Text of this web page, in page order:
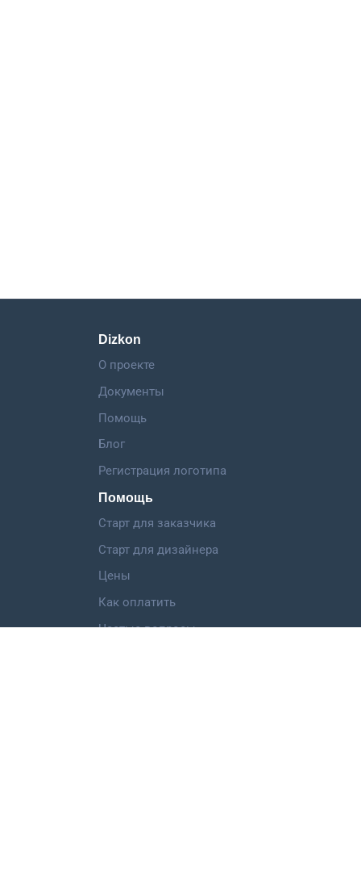
Dizkon
О проекте
Документы
Помощь
Блог
Регистрация логотипа
Помощь
Старт для заказчика
Старт для дизайнера
Цены
Как оплатить
Частые вопросы